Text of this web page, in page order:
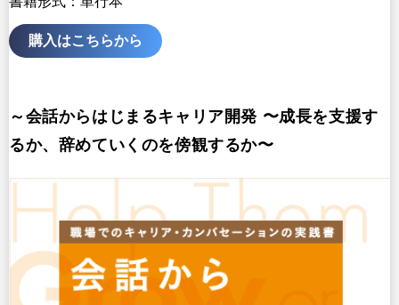
購入はこちらから
～会話からはじまるキャリア開発 〜成長を支援す
るか、辞めていくのを傍観するか〜